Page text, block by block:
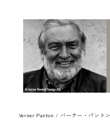
Verner Panton / バーナー・パントン